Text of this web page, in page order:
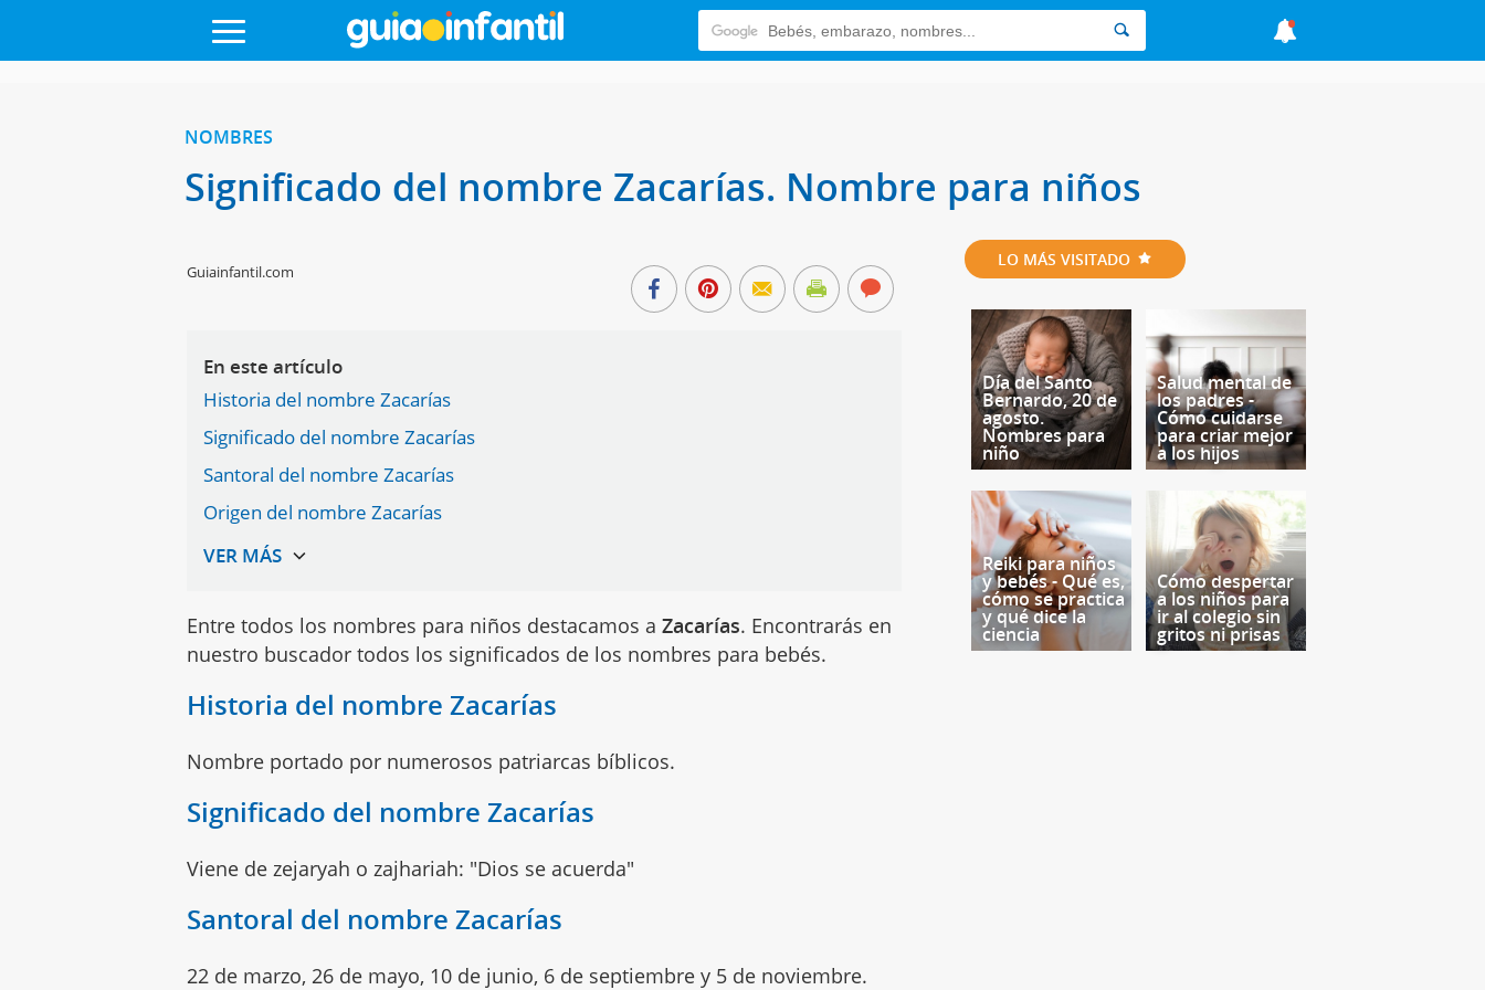
NOMBRES
Significado del nombre Zacarías. Nombre para niños
Guiainfantil.com
En este artículo
Historia del nombre Zacarías
Significado del nombre Zacarías
Santoral del nombre Zacarías
Origen del nombre Zacarías
Entre todos los nombres para niños destacamos aZacarías. Encontrarás en
nuestro buscador todos los significados de los nombres para bebés.
Historia del nombre Zacarías
Nombre portado por numerosos patriarcas bíblicos.
Significado del nombre Zacarías
Viene de zejaryah o zajhariah: "Dios se acuerda"
Santoral del nombre Zacarías
22 de marzo, 26 de mayo, 10 de junio, 6 de septiembre y 5 de noviembre.
LO MÁS VISITADO
Día del Santo
Bernardo, 20 de
agosto.
Nombres para
niño
Salud mental de
los padres -
Cómo cuidarse
para criar mejor
a los hijos
Reiki para niños
y bebés - Qué es,
cómo se practica
y qué dice la
ciencia
Cómo despertar
a los niños para
ir al colegio sin
gritos ni prisas